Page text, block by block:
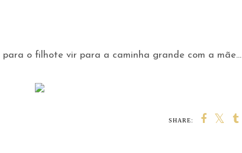
o filhote vir para a caminha grande com a mãe...
SHARE: